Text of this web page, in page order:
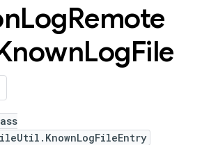
LogRemote
LogFile